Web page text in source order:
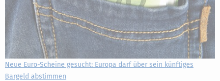
Neue Euro-Scheine gesucht: Europa darf über sein künftiges
Bargeld abstimmen